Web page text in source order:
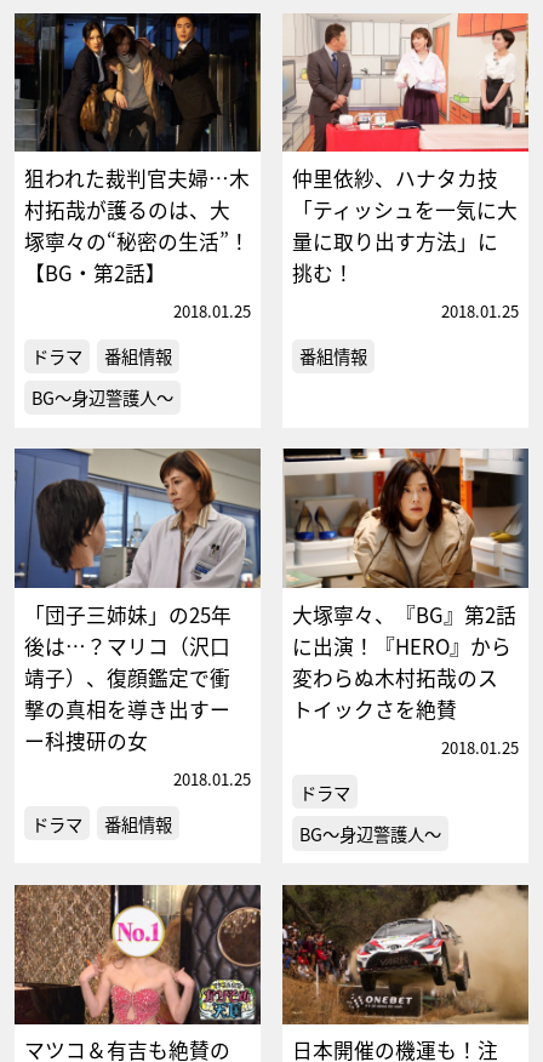
狙われた裁判官夫婦…木
村拓哉が護るのは、大
塚寧々の“秘密の生活”！
【BG・第2話】
2018.01.25
ドラマ
番組情報
BG～身辺警護人～
仲里依紗、ハナタカ技
「ティッシュを一気に大
量に取り出す方法」に
挑む！
2018.01.25
番組情報
「団子三姉妹」の25年
後は…？マリコ（沢口
靖子）、復顔鑑定で衝
撃の真相を導き出すー
ー科捜研の女
2018.01.25
ドラマ 番組情報
大塚寧々、『BG』第2話
に出演！『HERO』から
変わらぬ木村拓哉のス
トイックさを絶賛
2018.01.25
ドラマ
BG～身辺警護人～
マツコ＆有吉も絶賛の
日本開催の機運も！注